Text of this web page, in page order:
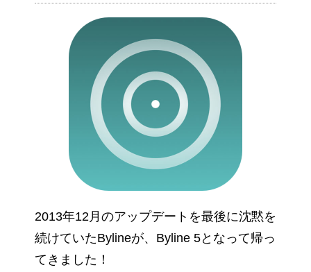
2013年12月のアップデートを最後に沈黙を
続けていたBylineが、Byline 5となって帰っ
てきました！